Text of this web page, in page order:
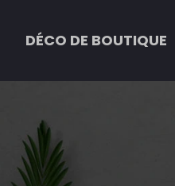
DÉCO DE BOUTIQUE